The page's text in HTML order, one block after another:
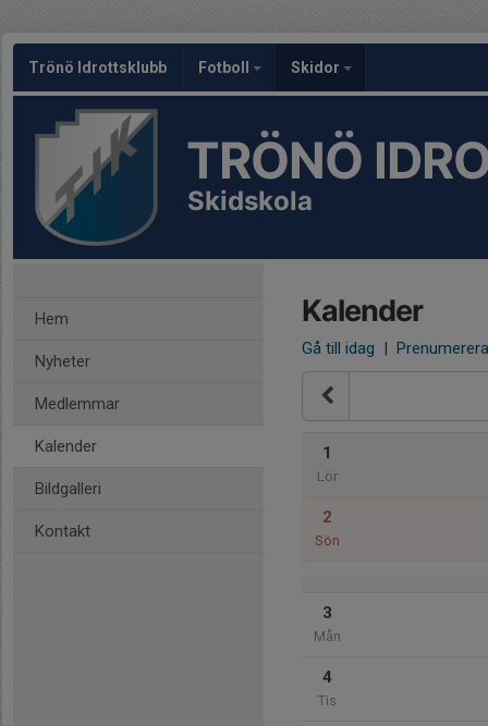
Trönö Idrottsklubb Fotboll Skidor
TRÖNÖ
Skidskola
Hem
Nyheter
Medlemmar
Kalender
Bildgalleri
Kontakt
Kalender
Gå till idag | Prenumerera
1
Lör
2
Sön
3
Mån
4
Tis